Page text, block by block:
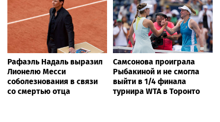
Рафаэль Надаль выразил
Лионелю Месси
соболезнования в связи
со смертью отца
Самсонова проиграла
Рыбакиной и не смогла
выйти в 1/4 финала
турнира WTA в Торонто